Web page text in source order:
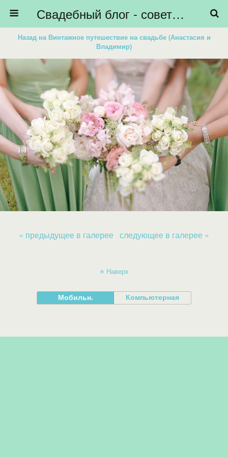
Свадебный блог - советы невестам, подготовка к свадьбе - HiBride
Назад на Винтажное путешествие на свадьбе (Анастасия и
Владимир)
« предыдущее в галерее следующее в галерее »
Наверх
Мобильн. Компьютерная